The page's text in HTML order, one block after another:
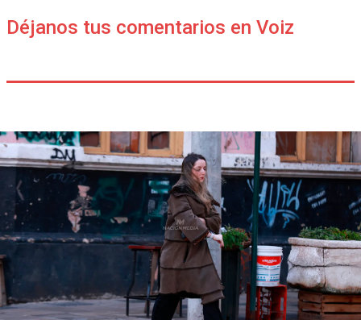
Déjanos tus comentarios en Voiz